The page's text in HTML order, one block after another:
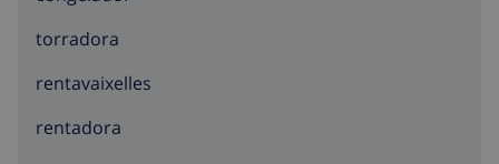
torradora
rentavaixelles
rentadora